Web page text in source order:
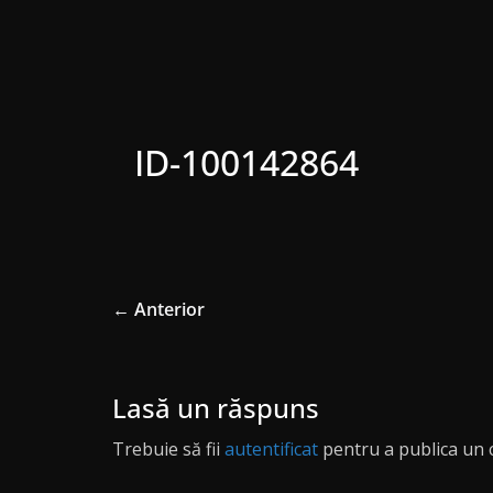
ID-100142864
← Anterior
Lasă un răspuns
Trebuie să fii autentificat pentru a publica un